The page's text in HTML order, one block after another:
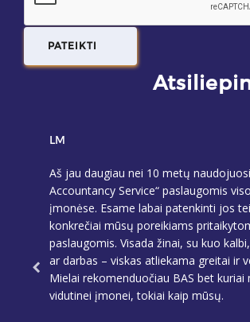
LM
Aš jau daugiau nei 10 metų
Accountancy Service“ paslaugomis
įmonėse. Esame labai patenkinti jos
konkrečiai mūsų poreikiams
paslaugomis. Visada žinai, su kuo
ar darbas – viskas atliekama greitai ir
Mielai rekomenduočiau BAS bet kuriai
vidutinei įmonei, tokiai kaip mūsų.